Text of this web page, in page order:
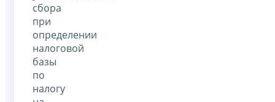
сбора
при
определении
налоговой
базы
по
налогу